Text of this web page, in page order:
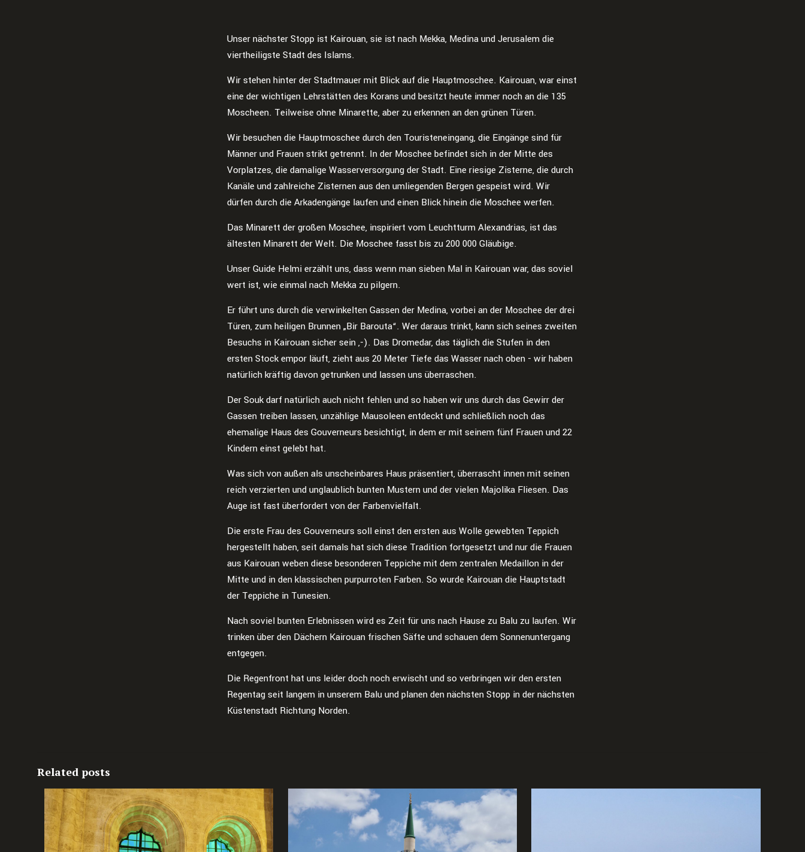
Unser nächster Stopp ist Kairouan, sie ist nach Mekka, Medina und Jerusalem die
viertheiligste Stadt des Islams.
Wir stehen hinter der Stadtmauer mit Blick auf die Hauptmoschee. Kairouan, war einst
eine der wichtigen Lehrstätten des Korans und besitzt heute immer noch an die 135
Moscheen. Teilweise ohne Minarette, aber zu erkennen an den grünen Türen.
Wir besuchen die Hauptmoschee durch den Touristeneingang, die Eingänge sind für
Männer und Frauen strikt getrennt. In der Moschee befindet sich in der Mitte des
Vorplatzes, die damalige Wasserversorgung der Stadt. Eine riesige Zisterne, die durch
Kanäle und zahlreiche Zisternen aus den umliegenden Bergen gespeist wird. Wir
dürfen durch die Arkadengänge laufen und einen Blick hinein die Moschee werfen.
Das Minarett der großen Moschee, inspiriert vom Leuchtturm Alexandrias, ist das
ältesten Minarett der Welt. Die Moschee fasst bis zu 200 000 Gläubige.
Unser Guide Helmi erzählt uns, dass wenn man sieben Mal in Kairouan war, das soviel
wert ist, wie einmal nach Mekka zu pilgern.
Er führt uns durch die verwinkelten Gassen der Medina, vorbei an der Moschee der drei
Türen, zum heiligen Brunnen „Bir Barouta“. Wer daraus trinkt, kann sich seines zweiten
Besuchs in Kairouan sicher sein ,-). Das Dromedar, das täglich die Stufen in den
ersten Stock empor läuft, zieht aus 20 Meter Tiefe das Wasser nach oben - wir haben
natürlich kräftig davon getrunken und lassen uns überraschen.
Der Souk darf natürlich auch nicht fehlen und so haben wir uns durch das Gewirr der
Gassen treiben lassen, unzählige Mausoleen entdeckt und schließlich noch das
ehemalige Haus des Gouverneurs besichtigt, in dem er mit seinem fünf Frauen und 22
Kindern einst gelebt hat.
Was sich von außen als unscheinbares Haus präsentiert, überrascht innen mit seinen
reich verzierten und unglaublich bunten Mustern und der vielen Majolika Fliesen. Das
Auge ist fast überfordert von der Farbenvielfalt.
Die erste Frau des Gouverneurs soll einst den ersten aus Wolle gewebten Teppich
hergestellt haben, seit damals hat sich diese Tradition fortgesetzt und nur die Frauen
aus Kairouan weben diese besonderen Teppiche mit dem zentralen Medaillon in der
Mitte und in den klassischen purpurroten Farben. So wurde Kairouan die Hauptstadt
der Teppiche in Tunesien.
Nach soviel bunten Erlebnissen wird es Zeit für uns nach Hause zu Balu zu laufen. Wir
trinken über den Dächern Kairouan frischen Säfte und schauen dem Sonnenuntergang
entgegen.
Die Regenfront hat uns leider doch noch erwischt und so verbringen wir den ersten
Regentag seit langem in unserem Balu und planen den nächsten Stopp in der nächsten
Küstenstadt Richtung Norden.
Related posts